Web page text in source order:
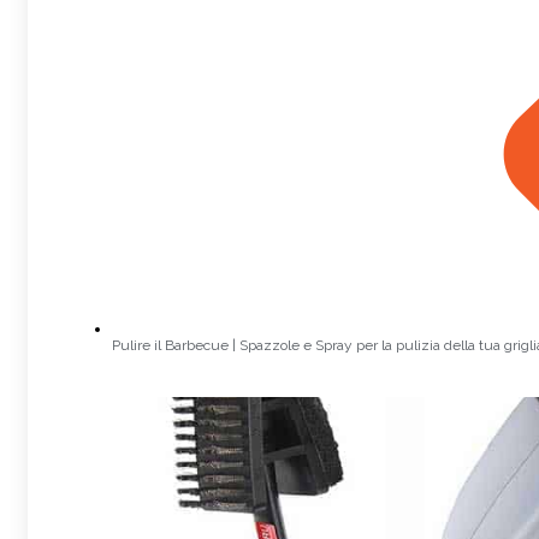
Pulire il Barbecue | Spazzole e Spray per la pulizia della tua